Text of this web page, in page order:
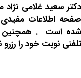
غلامی نژادمتخصص
مفیدی از
. همچنین شما
خود را رزرو نمایید.